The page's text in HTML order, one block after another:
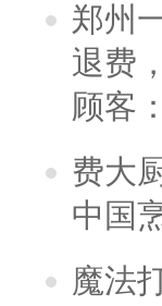
郑州
退费
顾客
费大
中国
魔法